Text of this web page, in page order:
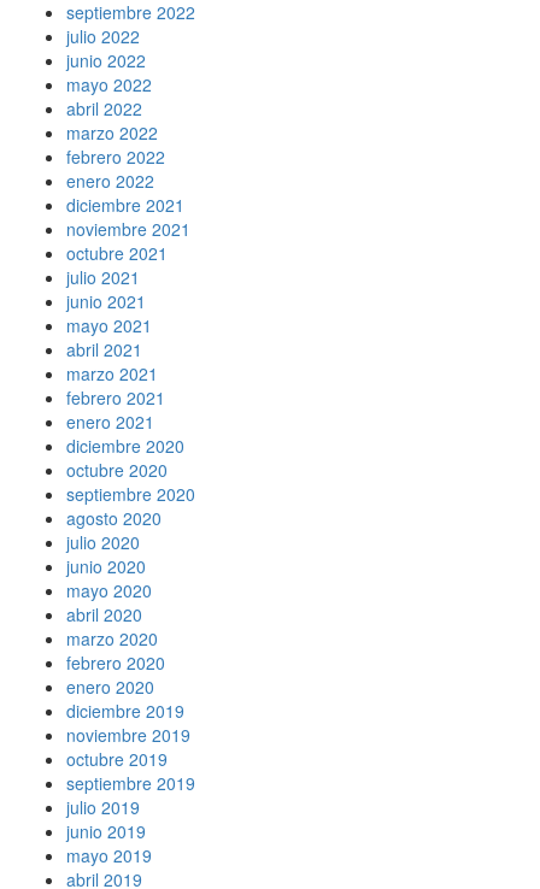
septiembre 2022
julio 2022
junio 2022
mayo 2022
abril 2022
marzo 2022
febrero 2022
enero 2022
diciembre 2021
noviembre 2021
octubre 2021
julio 2021
junio 2021
mayo 2021
abril 2021
marzo 2021
febrero 2021
enero 2021
diciembre 2020
octubre 2020
septiembre 2020
agosto 2020
julio 2020
junio 2020
mayo 2020
abril 2020
marzo 2020
febrero 2020
enero 2020
diciembre 2019
noviembre 2019
octubre 2019
septiembre 2019
julio 2019
junio 2019
mayo 2019
abril 2019